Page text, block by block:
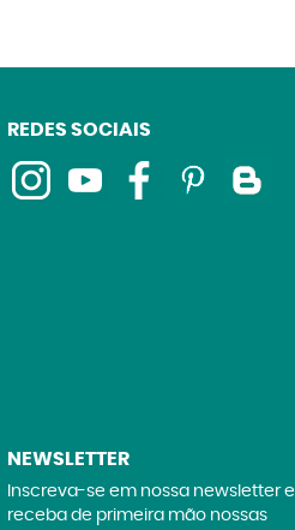
REDES SOCIAIS
NEWSLETTER
Inscreva-se em nossa newsletter e
receba de primeira mão nossas